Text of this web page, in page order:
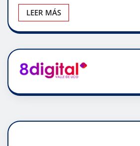
LEER MÁS